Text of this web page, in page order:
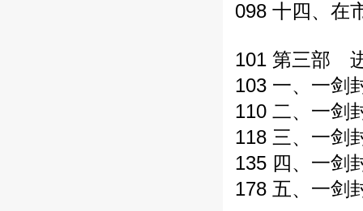
098 十四、在
101 第三部
103 一、一剑
110 二、一剑
118 三、一剑
135 四、一剑
178 五、一剑